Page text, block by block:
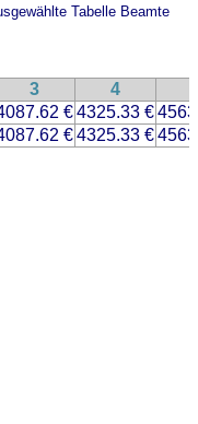
Tabelle Beamte
3 4
€4325.33 €
€4325.33 €